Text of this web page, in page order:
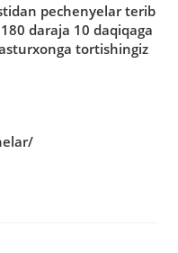
pechenyelar terib
daraja 10 daqiqaga
tortishingiz